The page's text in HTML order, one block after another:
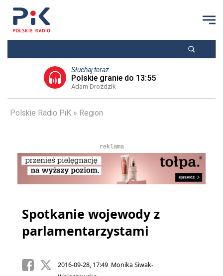
Słuchaj teraz
Polskie granie do 13:55
Adam Droździk
Polskie Radio PiK Region
reklama
Spotkanie wojewody z
parlamentarzystami
2016-09-28, 17:49 Monika Siwak-